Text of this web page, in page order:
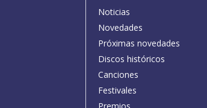
Noticias
Novedades
Próximas novedades
Discos históricos
Canciones
Festivales